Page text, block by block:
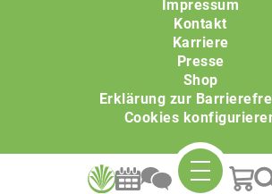
Impressum
Kontakt
Karriere
Presse
Shop
Erklärung zur
Cookies